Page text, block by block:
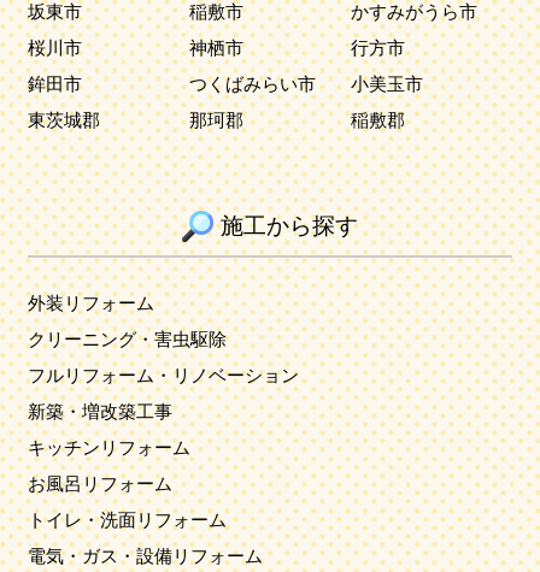
坂東市
稲敷市
かすみがうら市
桜川市
神栖市
行方市
鉾田市
つくばみらい市
小美玉市
東茨城郡
那珂郡 稲敷郡
施工から探す
外装リフォーム
クリーニング・害虫駆除
フルリフォーム・リノベーション
新築・増改築工事
キッチンリフォーム
お風呂リフォーム
トイレ・洗面リフォーム
電気・ガス・設備リフォーム